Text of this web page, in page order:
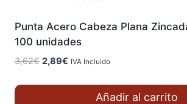
Punta Acero Cabeza Plana
100 unidades
3,62€ El
original
2,89€ El
actual
IVA Incluido
Añadir al carrito